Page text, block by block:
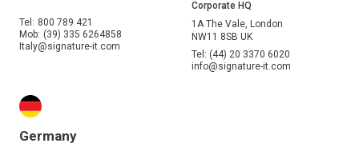
Tel: 800 789 421
Mob: (39) 335 6264858
Italy@signature-it.com
Corporate HQ
1A The Vale, London
NW11 8SB UK
Tel: (44) 20 3370 6020
info@signature-it.com
Germany